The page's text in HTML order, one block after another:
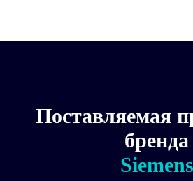
Поставляемая
бренда
Siemens